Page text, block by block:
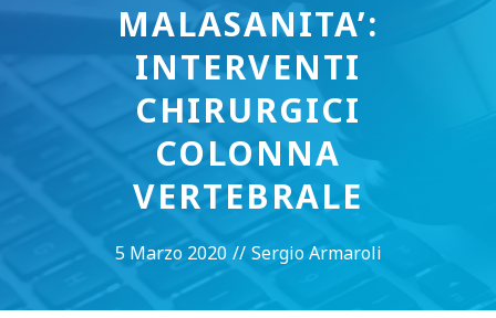
MALASANITA’:
INTERVENTI
CHIRURGICI
COLONNA
VERTEBRALE
5 Marzo 2020 // Sergio Armaroli